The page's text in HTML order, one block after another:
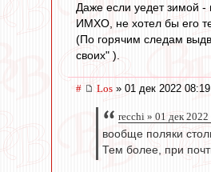
Даже если уедет зимой -
ИМХО, не хотел бы его
(По горячим следам
своих" ).
# Los » 01 дек 2022 08:19
recchi » 01 дек
вообще поляки
Тем более, при